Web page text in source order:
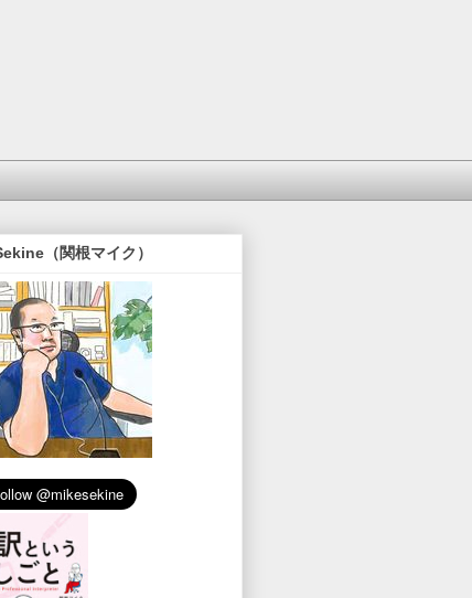
（関根マイク）